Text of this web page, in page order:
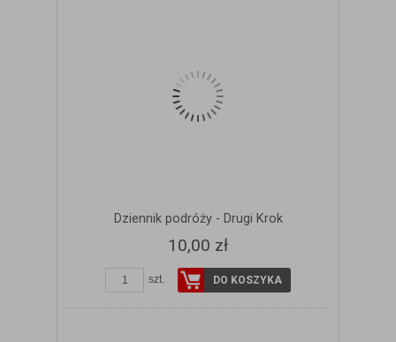
Dziennik podróży - Drugi Krok
10,00 zł
szt. DO KOSZYKA